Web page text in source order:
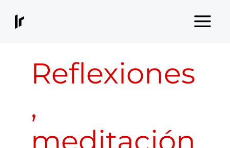
Reflexiones
,
meditación